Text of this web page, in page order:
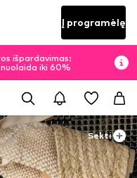
Į programėlę
išpardavimas:
iki 60%
Sekti